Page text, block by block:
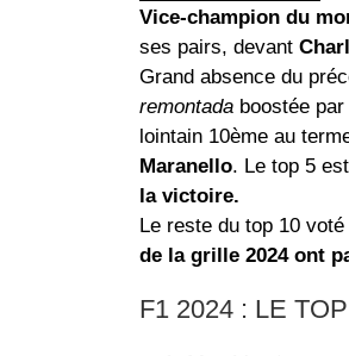
Vice-champion du
ses pairs, devant
Grand absence du
remontada boostée
lointain 10ème au
Maranello. Le top 5
la victoire.
Le reste du top 10
de la grille 2024 ont
F1 2024 : LE